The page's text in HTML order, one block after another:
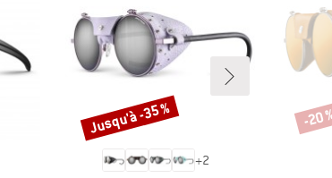
+2
Remise
Jusqu'à -35 % -20